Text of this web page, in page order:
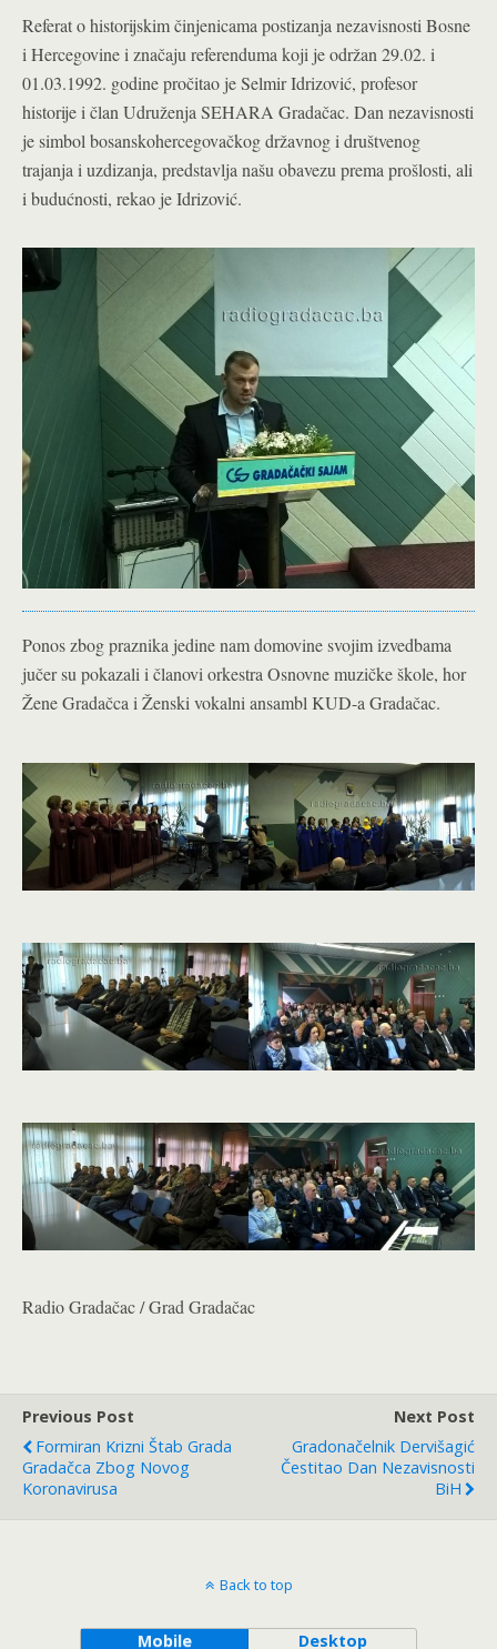
Referat o historijskim činjenicama postizanja nezavisnosti Bosne
i Hercegovine i značaju referenduma koji je održan 29.02. i
01.03.1992. godine pročitao je Selmir Idrizović, profesor
historije i član Udruženja SEHARA Gradačac. Dan nezavisnosti
je simbol bosanskohercegovačkog državnog i društvenog
trajanja i uzdizanja, predstavlja našu obavezu prema prošlosti, ali
i budućnosti, rekao je Idrizović.
Ponos zbog praznika jedine nam domovine svojim izvedbama
jučer su pokazali i članovi orkestra Osnovne muzičke škole, hor
Žene Gradačca i Ženski vokalni ansambl KUD-a Gradačac.
Radio Gradačac / Grad Gradačac
Previous Post
Formiran Krizni Štab Grada
Gradačca Zbog Novog
Koronavirusa
Next Post
Gradonačelnik Dervišagić
Čestitao Dan Nezavisnosti
BiH
Back to top
Mobile Desktop